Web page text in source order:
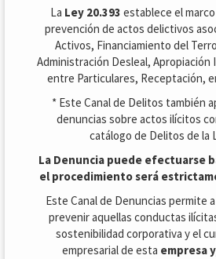
La Ley 20.393 establece el
prevención de actos delictivos
Activos, Financiamiento del
Administración Desleal, Apropiación
entre Particulares, Receptación,
* Este Canal de Delitos también
denuncias sobre actos ilícitos
catálogo de Delitos de la
La Denuncia puede efectuarse
el procedimiento será
Este Canal de Denuncias permite
prevenir aquellas conductas
sostenibilidad corporativa y el
empresarial de esta empresa